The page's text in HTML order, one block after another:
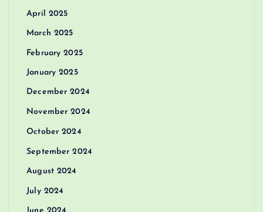
April 2025
March 2025
February 2025
January 2025
December 2024
November 2024
October 2024
September 2024
August 2024
July 2024